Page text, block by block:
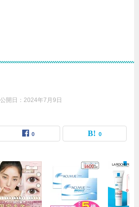
公開日： 2024年7月9日
0 0